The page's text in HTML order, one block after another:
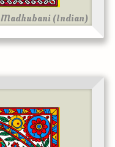
Madhubani (Indian)